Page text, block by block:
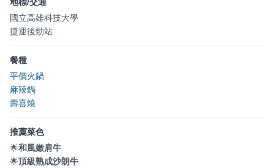
國立高雄科技大學
捷運後勁站
餐種
平價火鍋
麻辣鍋
壽喜燒
推薦菜色
🌟和風嫩肩牛
🌟頂級熟成沙朗牛